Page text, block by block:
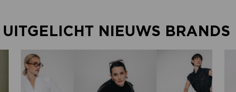
UITGELICHT NIEUWS BRANDS